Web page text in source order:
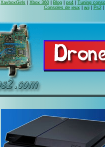
XavboxGirls Xbox 360 Blog ps4
Tuning
Consoles de jeux| wii| Ps2|